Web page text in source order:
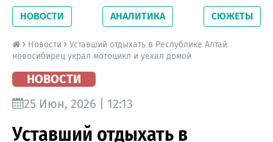
Новосибирской области. Читайте свежие
новости на сайте сетевого издания
Precedent.
НОВОСТИ АНАЛИТИКА СЮЖЕТЫ
Новости
Уставший отдыхать в Республике Алтай
новосибирец украл мотоцикл и уехал домой
НОВОСТИ
25 Июн, 2026 | 12:13
Уставший отдыхать в